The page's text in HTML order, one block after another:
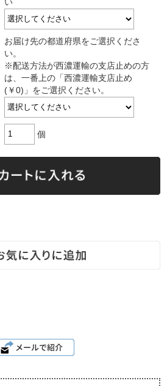
い
お届け先の都道府県をご選択くださ
い。
※配送方法が西濃運輸の支店止めの方
は、一番上の「西濃運輸支店止め
(￥0)」をご選択ください。
個